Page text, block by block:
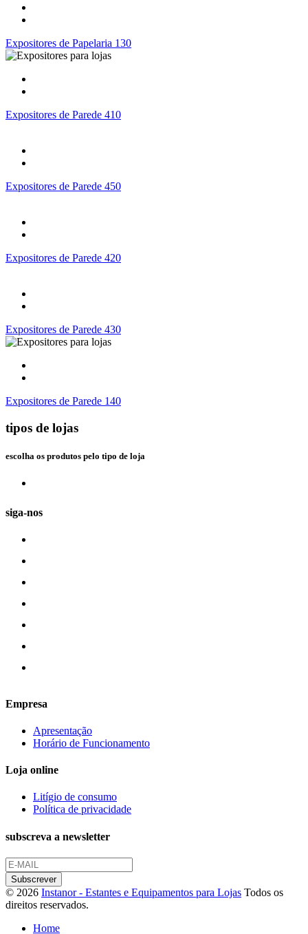
Expositores de Papelaria 130
Expositores de Parede 410
Expositores de Parede 450
Expositores de Parede 420
Expositores de Parede 430
Expositores de Parede 140
tipos de lojas
escolha os produtos pelo tipo de loja
siga-nos
Empresa
Apresentação
Horário de Funcionamento
Loja online
Litígio de consumo
Política de privacidade
subscreva a newsletter
© 2026 Instanor - Estantes e Equipamentos para Lojas Todos os
direitos reservados.
Home